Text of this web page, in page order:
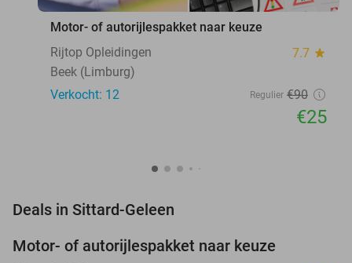
Motor- of autorijlespakket naar keuze
Rijtop Opleidingen
7.7 star
Beek (Limburg)
Verkocht: 12
Regulier €90
€25
Deals in Sittard-Geleen
Motor- of autorijlespakket naar keuze